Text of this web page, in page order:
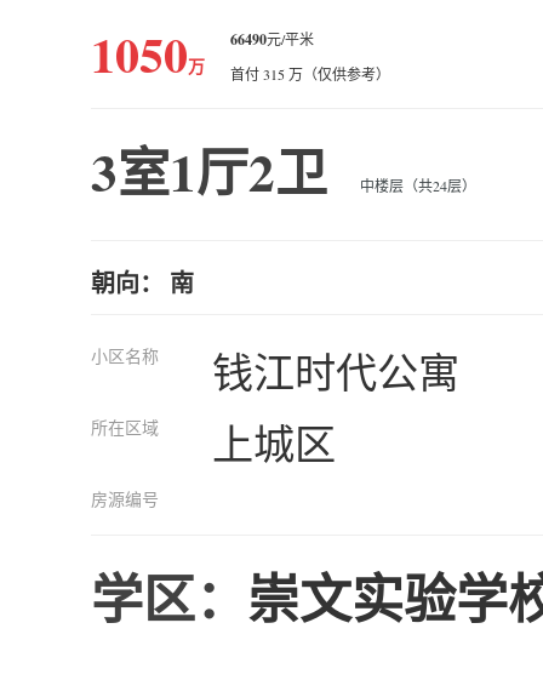
1050万
66490元/平米
首付 315 万（仅供参考）
3室1厅2卫 中楼层（共24层）
朝向： 南
小区名称 钱江时代公寓
所在区域 上城区
房源编号
学区： 崇文实验学